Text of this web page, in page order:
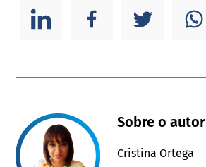
Sobre o autor
Cristina Ortega